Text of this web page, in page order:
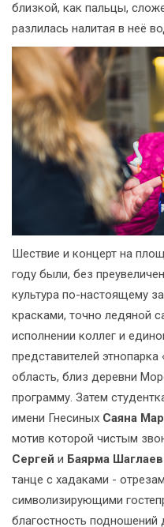
близкой, как пальцы,
разлилась налитая в неё
Шествие и концерт на
году были, без
культура по-настоящему
красками, точно ледяной
исполнении коллег и
представителей
область, близ деревни
программу. Затем
имени Гнесиных Саяна
мотив которой чистым
Сергей и Баярма
танце с хадаками -
символизирующими
благостность подношений